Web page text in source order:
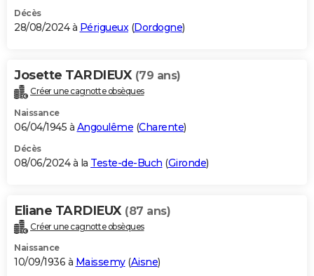
Décès
28/08/2024 à Périgueux(Dordogne)
Josette TARDIEUX (79 ans)
Créer une cagnotte obsèques
Naissance
06/04/1945 à Angoulême (Charente)
Décès
08/06/2024 à la Teste-de-Buch (Gironde)
Eliane TARDIEUX (87 ans)
Créer une cagnotte obsèques
Naissance
10/09/1936 à Maissemy(Aisne)